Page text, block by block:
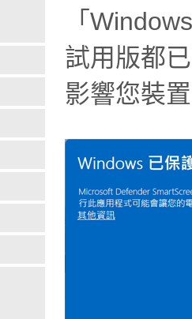
「
試用版都
影響您裝